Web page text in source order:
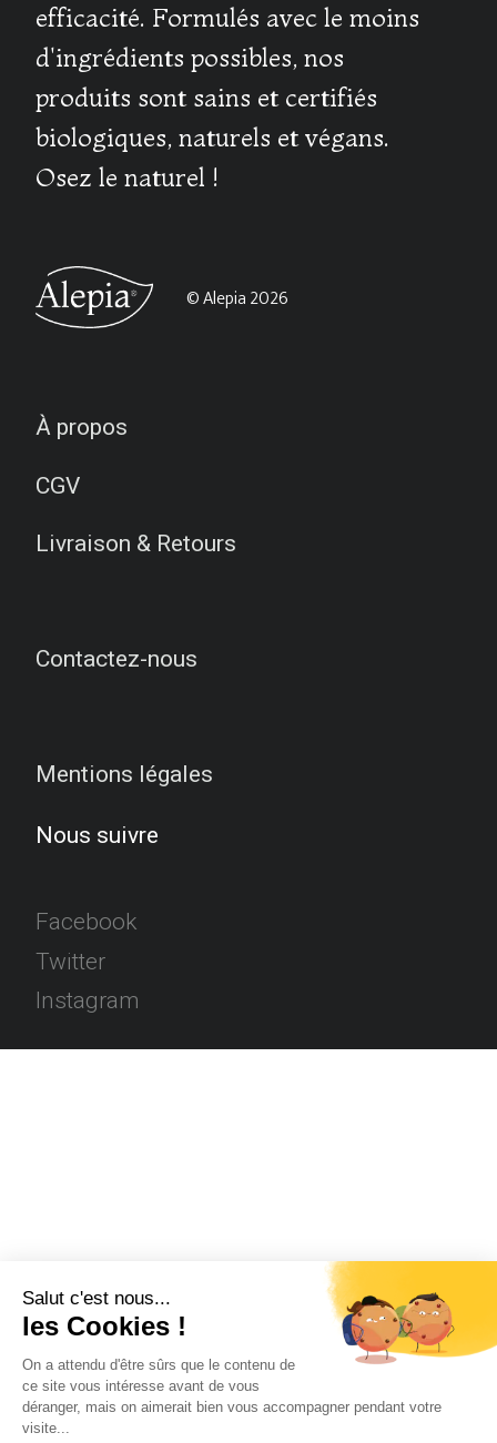
efficacité. Formulés avec le moins
d'ingrédients possibles, nos
produits sont sains et certifiés
biologiques, naturels et végans.
Osez le naturel !
© Alepia 2026
À propos
CGV
Livraison & Retours
Contactez-nous
Mentions légales
Nous suivre
Facebook
Twitter
Instagram